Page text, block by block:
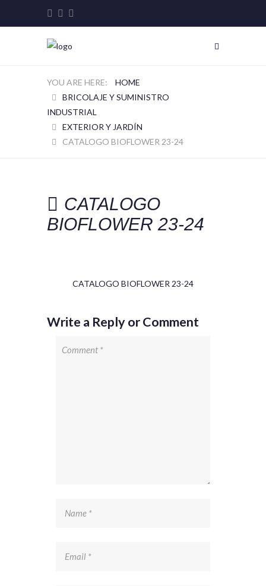
HOME
BRICOLAJE Y SUMINISTRO
INDUSTRIAL
EXTERIOR Y JARDÍN
CATALOGO BIOFLOWER 23-24
CATALOGO
BIOFLOWER 23-24
CATALOGO BIOFLOWER 23-24
Write a Reply or Comment